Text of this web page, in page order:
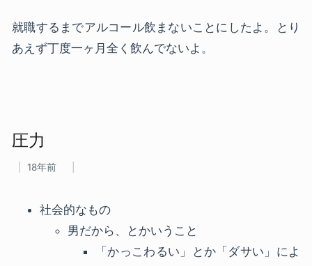
就職するまでアルコール飲まないことにしたよ。とり
あえず丁度一ヶ月全く飲んでないよ。
圧力
18年前
社会的なもの
男だから、とかいうこと
「かっこわるい」とか「ダサい」によ